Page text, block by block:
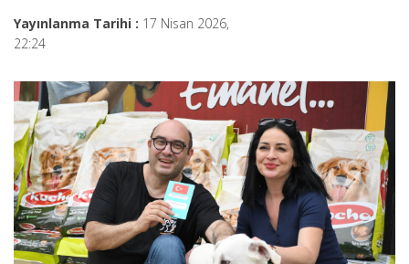
Yayınlanma Tarihi : 17 Nisan 2026,
22:24